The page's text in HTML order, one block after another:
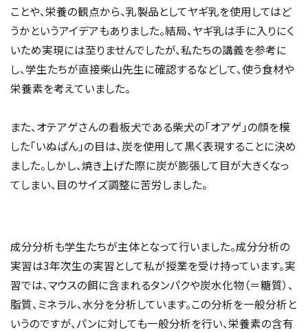
ことや、栄養の観点から、乳製品としてヤギ乳を使用してはど
うかというアイデアもありました。結局、ヤギ乳は手に入りにく
いため実現には至りませんでしたが、私たちの講義を参考に
し、学生たちが直接柴山先生に確認するなどして、使う食材や
栄養素を考えていました。
また、オテアゲさんの看板犬である柴犬の「オアゲ」の顔を模
した「いぬぱん」の目は、炭を使用して黒く表現することに決め
ました。しかし、焼き上げた際に炭が膨張して目が大きくなっ
てしまい、目のサイズ調整に苦労しました。
成分分析も学生たちが主体となって行いました。成分分析の
実習は3年次生の実習として私が授業を受け持っています。実
習では、マウスの餌に含まれるタンパクや炭水化物（＝糖質）、
脂質、ミネラル、水分を分析しています。この分析を一般分析と
いうのですが、パンに対しても一般分析を行い、栄養素の含有